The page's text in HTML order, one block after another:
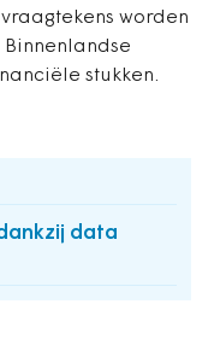
worden
stukken.
data